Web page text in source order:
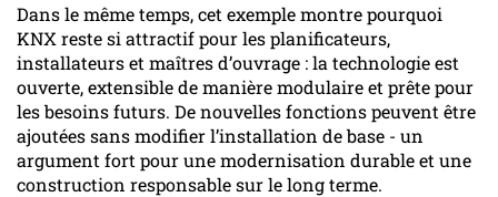
Dans le même temps, cet exemple montre pourquoi
KNX reste si attractif pour les planificateurs,
installateurs et maîtres d’ouvrage : la technologie est
ouverte, extensible de manière modulaire et prête pour
les besoins futurs. De nouvelles fonctions peuvent être
ajoutées sans modifier l’installation de base - un
argument fort pour une modernisation durable et une
construction responsable sur le long terme.